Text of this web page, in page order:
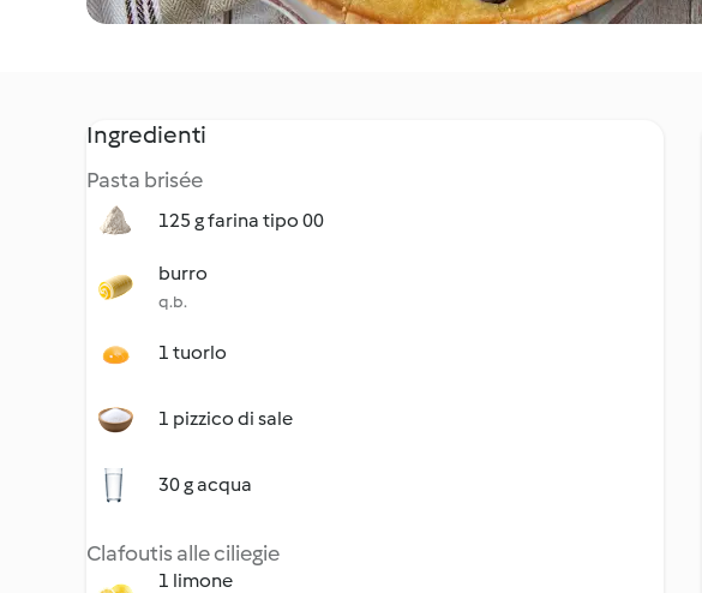
Ingredienti
Pasta brisée
125 g farina tipo 00
burro
q.b.
1 tuorlo
1 pizzico di sale
30 g acqua
Clafoutis alle ciliegie
1 limone